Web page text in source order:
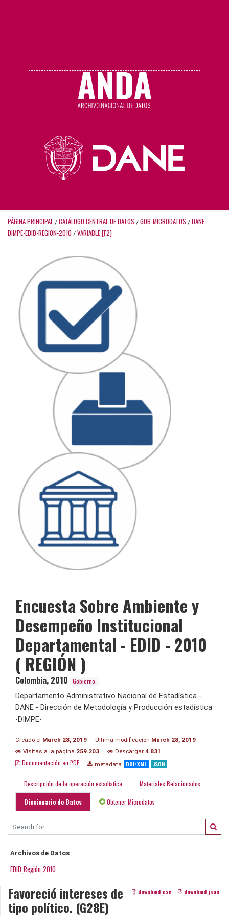
PÁGINA PRINCIPAL / CATÁLOGO CENTRAL DE DATOS / GOB-MICRODATOS / DANE-
DIMPE-EDID-REGION-2010 / VARIABLE [F2]
Encuesta Sobre Ambiente y
Desempeño Institucional
Departamental - EDID - 2010
( REGIÓN )
Colombia, 2010 Gobierno.
Departamento Administrativo Nacional de Estadística -
DANE - Dirección de Metodología y Producción estadística
-DIMPE-
Creado el March 28, 2019 Última modificación March 28, 2019
Visitas a la página 259.203 Descargar 4.831
Documentación en PDF metadata DDI/XML JSON
Descripción de la operación estadística Materiales Relacionados
Diccionario de Datos Obtener Microdatos
Archivos de Datos
EDID_Región_2010
download_csv download_json
Favoreció intereses de
tipo político. (G28E)